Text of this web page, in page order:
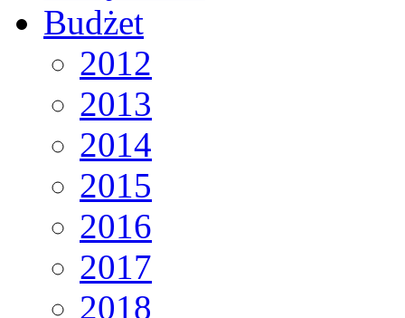
Budżet
2012
2013
2014
2015
2016
2017
2018